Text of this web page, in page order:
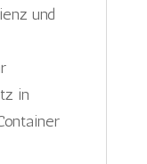
und
in